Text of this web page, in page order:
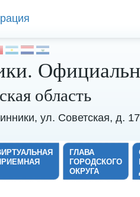
область
ул. Советская, д.
ГЛАВА
ГОРОДСКОГО
ОКРУГА